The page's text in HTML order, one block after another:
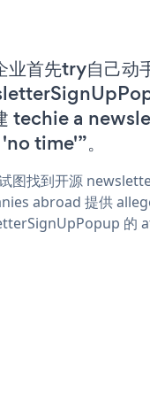
业首先try自己动
techie a
time'”。
图找到开源
abroad 提供
的